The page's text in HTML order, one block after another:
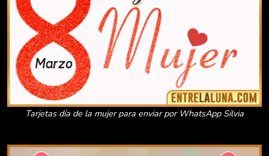
Tarjetas día de la mujer para enviar por WhatsApp Silvia